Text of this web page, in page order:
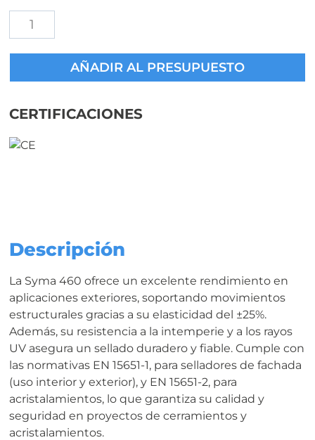
Silicona
Syma
460
Estanqueidad
Cerramientos
cantidad
AÑADIR AL PRESUPUESTO
CERTIFICACIONES
Descripción
La Syma 460 ofrece un excelente rendimiento en
aplicaciones exteriores, soportando movimientos
estructurales gracias a su elasticidad del ±25%.
Además, su resistencia a la intemperie y a los rayos
UV asegura un sellado duradero y fiable. Cumple con
las normativas EN 15651-1, para selladores de fachada
(uso interior y exterior), y EN 15651-2, para
acristalamientos, lo que garantiza su calidad y
seguridad en proyectos de cerramientos y
acristalamientos.